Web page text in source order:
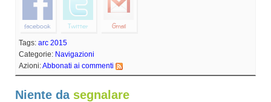
Tags: arc 2015
Categorie: Navigazioni
Azioni:Abbonati ai commenti
Niente da